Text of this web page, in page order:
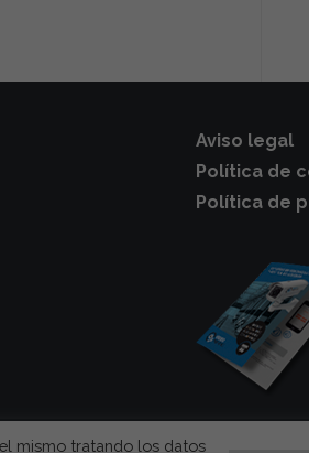
Aviso legal
Política de
Política de
mismo tratando los datos